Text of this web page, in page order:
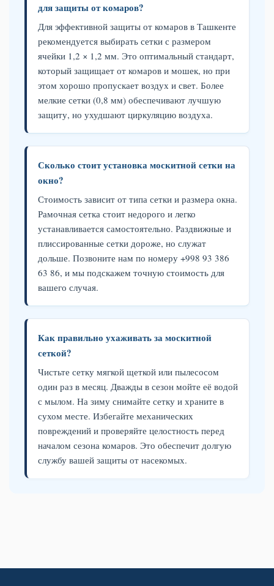
для защиты от комаров?
Для эффективной защиты от комаров в Ташкенте
рекомендуется выбирать сетки с размером
ячейки 1,2 × 1,2 мм. Это оптимальный стандарт,
который защищает от комаров и мошек, но при
этом хорошо пропускает воздух и свет. Более
мелкие сетки (0,8 мм) обеспечивают лучшую
защиту, но ухудшают циркуляцию воздуха.
Сколько стоит установка москитной сетки на
окно?
Стоимость зависит от типа сетки и размера окна.
Рамочная сетка стоит недорого и легко
устанавливается самостоятельно. Раздвижные и
плиссированные сетки дороже, но служат
дольше. Позвоните нам по номеру +998 93 386
63 86, и мы подскажем точную стоимость для
вашего случая.
Как правильно ухаживать за москитной
сеткой?
Чистьте сетку мягкой щеткой или пылесосом
один раз в месяц. Дважды в сезон мойте её водой
с мылом. На зиму снимайте сетку и храните в
сухом месте. Избегайте механических
повреждений и проверяйте целостность перед
началом сезона комаров. Это обеспечит долгую
службу вашей защиты от насекомых.